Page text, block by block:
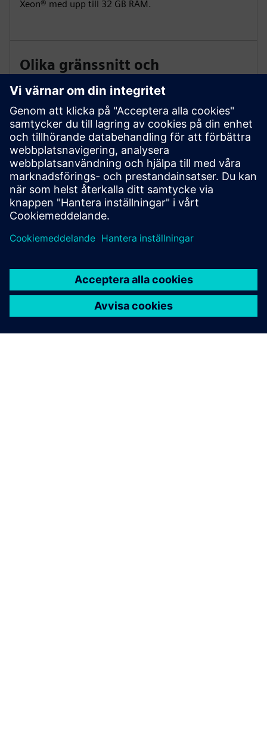
Xeon® med upp till 32 GB RAM.
Olika gränssnitt och
konfigurationer
Alternativen inkluderar 4x USB 3.1, 3x Gbit Ethernet,
RS 232/RS 485/RS 422, M.2 Solid State-Drive (SSD), 4x
USB 3.2 Gen2, 4x Ethernet-gränssnitt (RJ45) och 2x
DisplayPort (DP1.4-kompatibel, 1.3 validerad upp till
4kp60).